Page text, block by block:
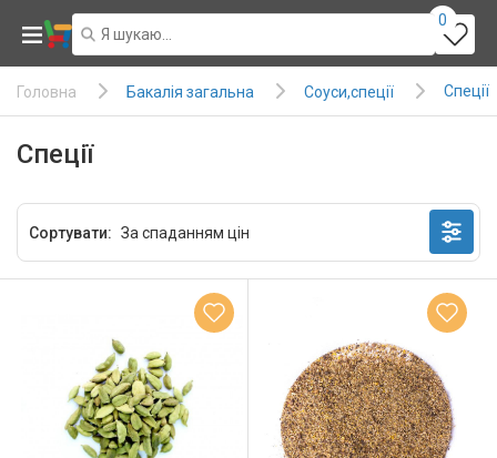
0
Головна Бакалія загальна Соуси,спеції Спеції
Спеції
Сортувати: